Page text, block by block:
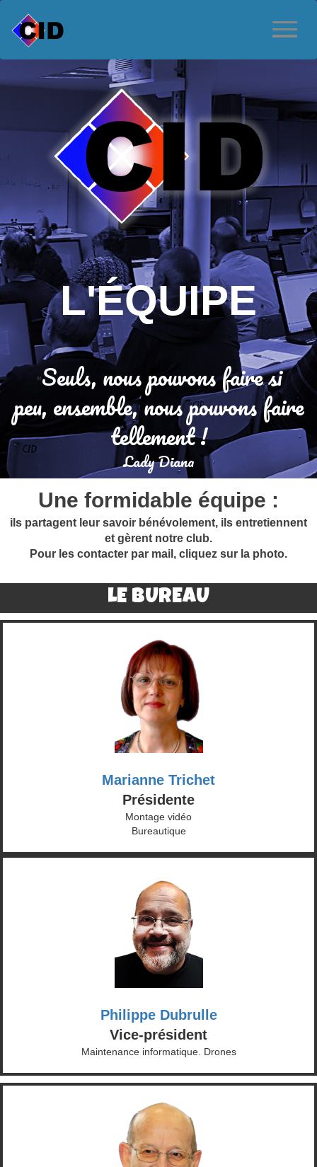
L'ÉQUIPE
"Seuls, nous pouvons faire si
peu, ensemble, nous pouvons faire
tellement !
Lady Diana
Une formidable équipe :
ils partagent leur savoir bénévolement, ils entretiennent
et gèrent notre club.
Pour les contacter par mail, cliquez sur la photo.
LE BUREAU
Marianne Trichet
Présidente
Montage vidéo
Bureautique
Philippe Dubrulle
Vice-président
Maintenance informatique. Drones